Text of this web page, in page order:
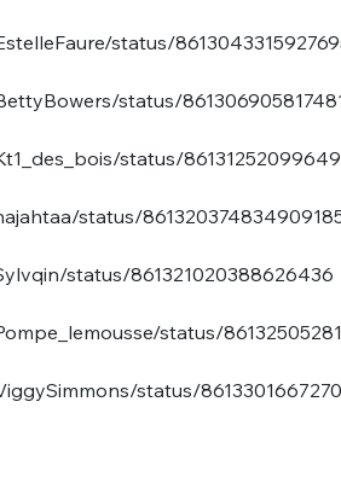
status/
status/
status/
status/
status/861321020388626436
status/
status/